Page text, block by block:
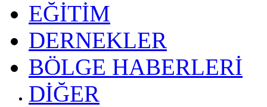
EĞİTİM
DERNEKLER
BÖLGE HABERLERİ
DİĞER